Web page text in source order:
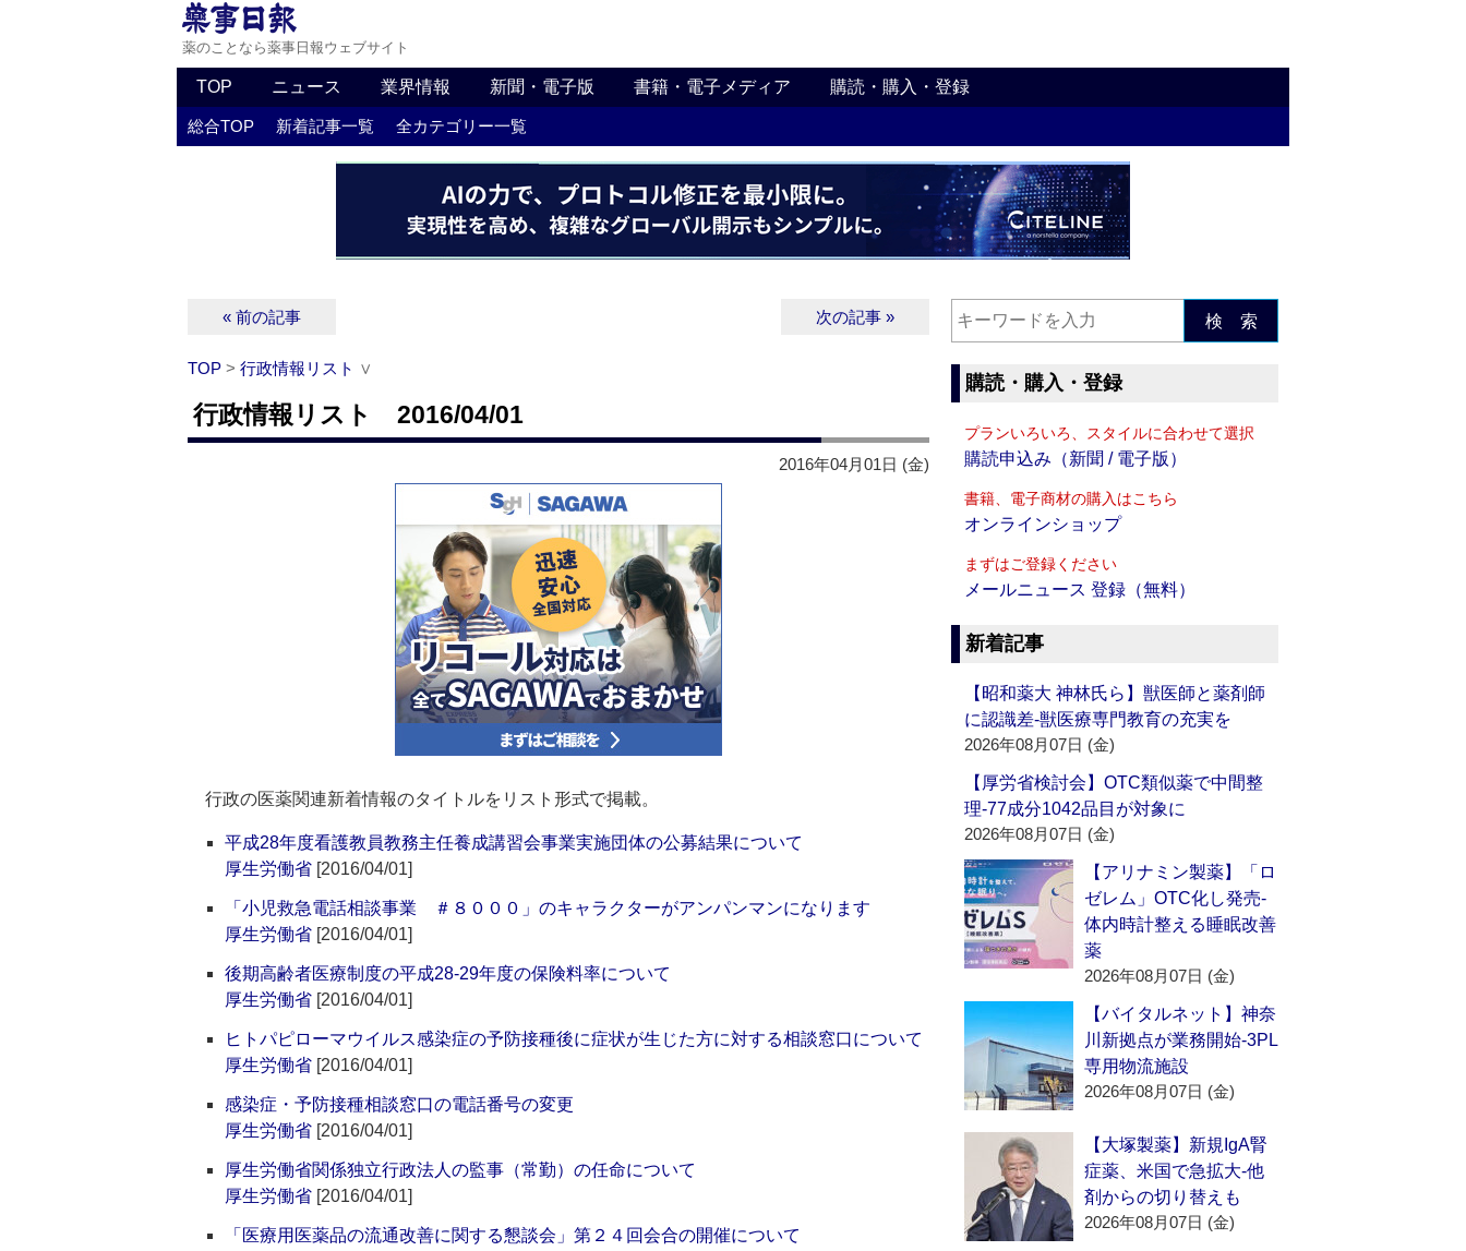
薬のことなら薬事日報ウェブサイト
TOP ニュース 業界情報 新聞・電子版 書籍・電子メディア 購読・購入・登録
総合TOP 新着記事一覧 全カテゴリー一覧
« 前の記事 次の記事 »
TOP > 行政情報リスト ∨
行政情報リスト 2016/04/01
2016年04月01日 (金)
行政の医薬関連新着情報のタイトルをリスト形式で掲載。
平成28年度看護教員教務主任養成講習会事業実施団体の公募結果について
厚生労働省 [2016/04/01]
「小児救急電話相談事業 ＃８０００」のキャラクターがアンパンマンになります
厚生労働省 [2016/04/01]
後期高齢者医療制度の平成28-29年度の保険料率について
厚生労働省 [2016/04/01]
ヒトパピローマウイルス感染症の予防接種後に症状が生じた方に対する相談窓口について
厚生労働省 [2016/04/01]
感染症・予防接種相談窓口の電話番号の変更
厚生労働省 [2016/04/01]
厚生労働省関係独立行政法人の監事（常勤）の任命について
厚生労働省 [2016/04/01]
「医療用医薬品の流通改善に関する懇談会」第２４回会合の開催について
検 索
購読・購入・登録
プランいろいろ、スタイルに合わせて選択
購読申込み（新聞 / 電子版）
書籍、電子商材の購入はこちら
オンラインショップ
まずはご登録ください
メールニュース 登録（無料）
新着記事
【昭和薬大 神林氏ら】獣医師と薬剤師
に認識差‐獣医療専門教育の充実を
2026年08月07日 (金)
【厚労省検討会】OTC類似薬で中間整
理‐77成分1042品目が対象に
2026年08月07日 (金)
【アリナミン製薬】「ロ
ゼレム」OTC化し発売‐
体内時計整える睡眠改善
薬
2026年08月07日 (金)
【バイタルネット】神奈
川新拠点が業務開始‐3PL
専用物流施設
2026年08月07日 (金)
【大塚製薬】新規IgA腎
症薬、米国で急拡大‐他
剤からの切り替えも
2026年08月07日 (金)